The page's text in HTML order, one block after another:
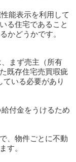
能表示を利用して
る住宅であること
かどうかです。
まず売主（所有
既存住宅売買瑕疵
いる必要があり
付金をうけるため
、物件ごとに不動
す。